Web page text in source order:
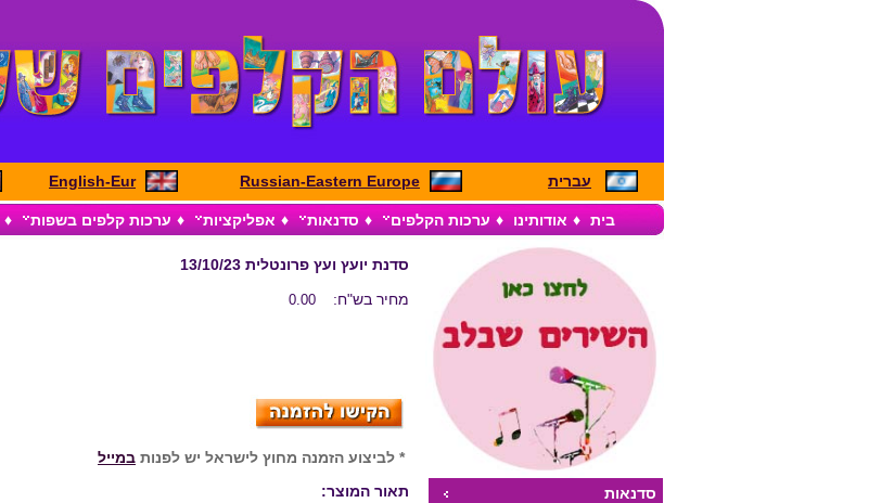
עברית Russian-Eastern Europe
English-Eur
בית ♦ אודותינו ♦ ערכות הקלפים ♦ סדנאות ♦ אפליקציות ♦ ערכות קלפים בשפות ♦
סדנאות
סדנת יועץ ועץ פרונטלית 13/10/23
מחיר בש"ח: 0.00
* לביצוע הזמנה מחוץ לישראל יש לפנות במייל
תאור המוצר: